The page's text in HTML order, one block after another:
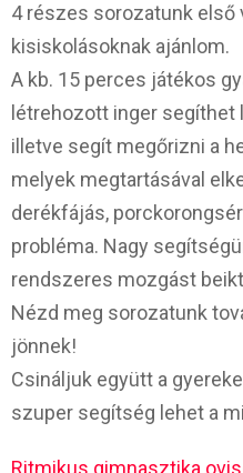
4 részes sorozatunk első
kisiskolásoknak ajánlom.
A kb. 15 perces játékos
létrehozott inger segíthet
illetve segít megőrizni a
melyek megtartásával
derékfájás,
probléma. Nagy
rendszeres mozgást
Nézd meg sorozatunk
jönnek!
Csináljuk együtt a
szuper segítség lehet a
Ritmikus gimnasztika